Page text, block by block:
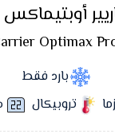
أوبتيماكس
Optimax
بارد فقط
تروبيكال